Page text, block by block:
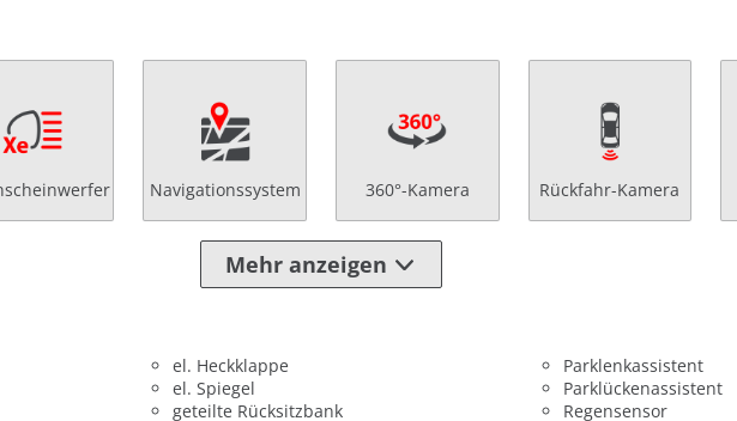
Navigationssystem 360°-Kamera Rückfahr-Kamera
Mehr anzeigen
el. Heckklappe
el. Spiegel
geteilte Rücksitzbank
Parklenkassistent
Parklückenassistent
Regensensor